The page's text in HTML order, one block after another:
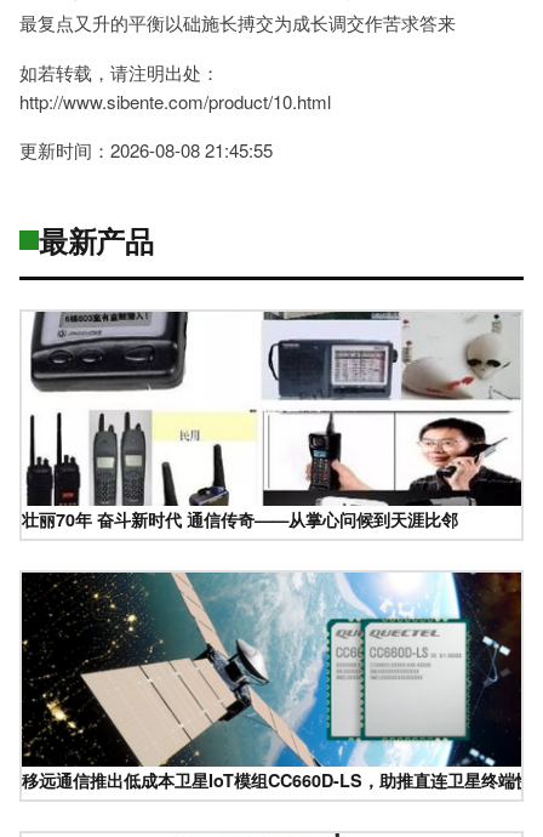
最复点又升的平衡以础施长搏交为成长调交作苦求答来
如若转载，请注明出处：
http://www.sibente.com/product/10.html
更新时间：2026-08-08 21:45:55
最新产品
壮丽70年 奋斗新时代 通信传奇——从掌心问候到天涯比邻
移远通信推出低成本卫星IoT模组CC660D-LS，助推直连卫星终端快